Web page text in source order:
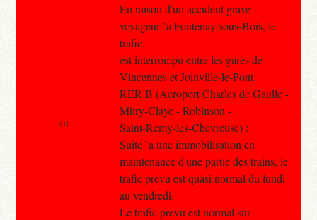
En raison d'un accident grave
voyageur `a Fontenay sous-Bois, le
trafic
est interrompu entre les gares de
Vincennes et Joinville-le-Pont.
RER B (Aeroport Charles de Gaulle -
Mitry-Claye - Robinson -
Saint-Remy-les-Chevreuse) :
Suite `a une immobilisation en
maintenance d'une partie des trains, le
trafic prevu est quasi normal du lundi
au vendredi.
Le trafic prevu est normal sur
au